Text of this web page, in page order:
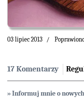
03 lipiec 2013
17 Komentarzy
» Informuj mnie o